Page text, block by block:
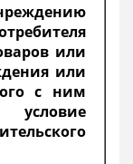
или
или
с ним
условие